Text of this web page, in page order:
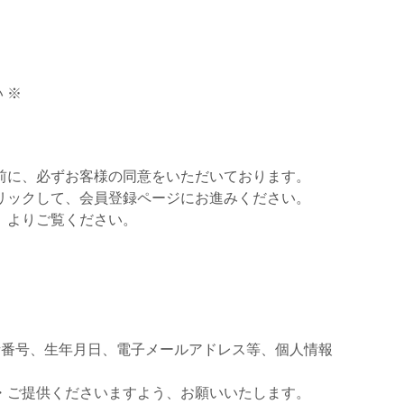
※
、必ずお客様の同意をいただいております。
クして、会員登録ページにお進みください。
りご覧ください。
、生年月日、電子メールアドレス等、個人情報
提供くださいますよう、お願いいたします。